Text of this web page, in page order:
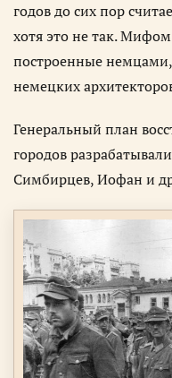
годов до сих пор
хотя это не так. Мифом
построенные
немецких
Генеральный план
городов
Симбирцев, Иофан и